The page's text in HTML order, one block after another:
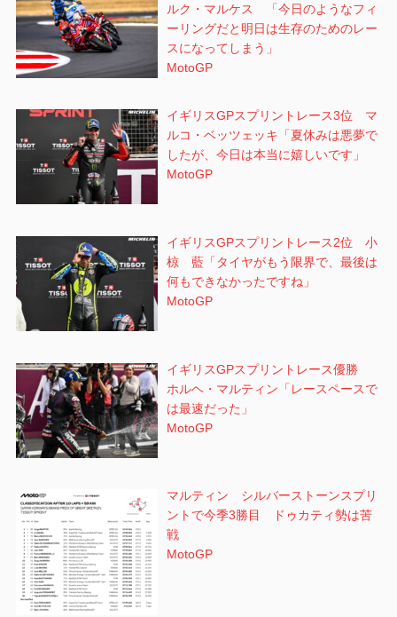
ルク・マルケス 「今日のようなフィ
ーリングだと明日は生存のためのレー
スになってしまう」
MotoGP
イギリスGPスプリントレース3位 マ
ルコ・ベッツェッキ「夏休みは悪夢で
したが、今日は本当に嬉しいです」
MotoGP
イギリスGPスプリントレース2位 小
椋 藍「タイヤがもう限界で、最後は
何もできなかったですね」
MotoGP
イギリスGPスプリントレース優勝
ホルヘ・マルティン「レースペースで
は最速だった」
MotoGP
マルティン シルバーストーンスプリ
ントで今季3勝目 ドゥカティ勢は苦
戦
MotoGP